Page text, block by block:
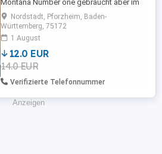
Montana Number one gebraucht aber im
guten Zustand für 12 . Maße: Gesamt
Länge 67cm Aufschlag Fläche
Breite:23,5cm Umfang Griff 11cm Nur
Abholung Tierhaarfreier, Nichtraucher
Haushalt Privatverkauf ohne Rücknahme
oder Gewährleistung.
Nordstadt, Pforzheim, Baden-
Württemberg, 75172
1 August
12.0 EUR
14.0 EUR
Verifizierte Telefonnummer
Anzeigen